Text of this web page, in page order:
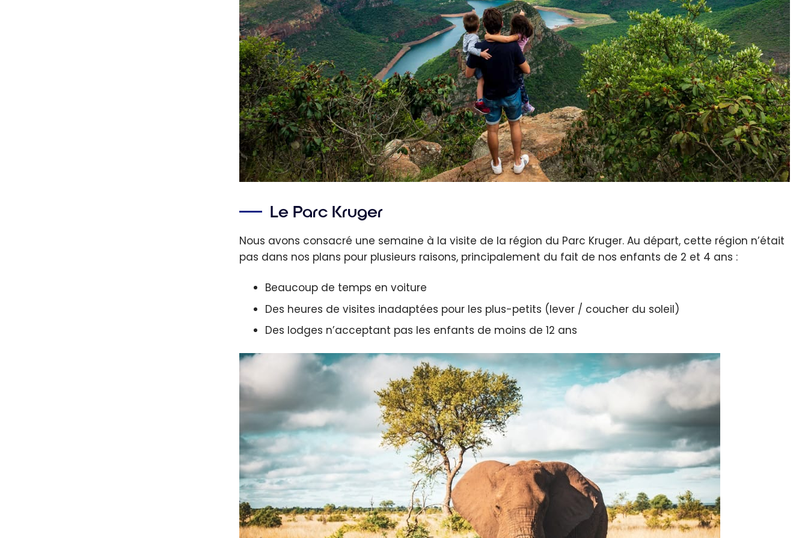
Le Parc Kruger
Nous avons consacré une semaine à la visite de la région du Parc Kruger. Au départ, cette région n’était
pas dans nos plans pour plusieurs raisons, principalement du fait de nos enfants de 2 et 4 ans :
Beaucoup de temps en voiture
Des heures de visites inadaptées pour les plus-petits (lever / coucher du soleil)
Des lodges n’acceptant pas les enfants de moins de 12 ans